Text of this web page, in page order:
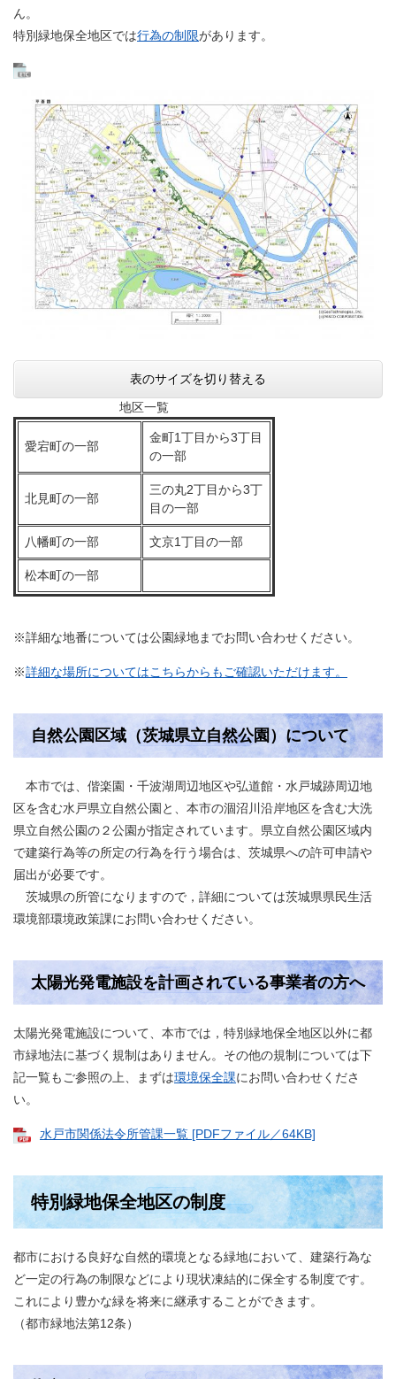
ん。
特別緑地保全地区では行為の制限があります。
表のサイズを切り替える
地区一覧
愛宕町の一部
金町1丁目から3丁目
の一部
北見町の一部
三の丸2丁目から3丁
目の一部
八幡町の一部 文京1丁目の一部
松本町の一部
※詳細な地番については公園緑地までお問い合わせください。
※詳細な場所についてはこちらからもご確認いただけます。
自然公園区域（茨城県立自然公園）について
本市では、偕楽園・千波湖周辺地区や弘道館・水戸城跡周辺地
区を含む水戸県立自然公園と、本市の涸沼川沿岸地区を含む大洗
県立自然公園の２公園が指定されています。県立自然公園区域内
で建築行為等の所定の行為を行う場合は、茨城県への許可申請や
届出が必要です。
​ 茨城県の所管になりますので，詳細については茨城県県民生活
環境部環境政策課にお問い合わせください。
太陽光発電施設を計画されている事業者の方へ
太陽光発電施設について、本市では，特別緑地保全地区以外に都
市緑地法に基づく規制はありません。その他の規制については下
記一覧もご参照の上、まずは環境保全課にお問い合わせくださ
い。
水戸市関係法令所管課一覧 [PDFファイル／64KB]
特別緑地保全地区の制度
都市における良好な自然的環境となる緑地において、建築行為な
ど一定の行為の制限などにより現状凍結的に保全する制度です。
これにより豊かな緑を将来に継承することができます。
（都市緑地法第12条）